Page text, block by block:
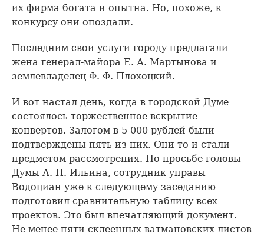
их фирма богата и опытна. Но, похоже, к
конкурсу они опоздали.
Последним свои услуги городу предлагали
жена генерал-майора Е. А. Мартынова и
землевладелец Ф. Ф. Плохоцкий.
И вот настал день, когда в городской Думе
состоялось торжественное вскрытие
конвертов. Залогом в 5 000 рублей были
подтверждены пять из них. Они-то и стали
предметом рассмотрения. По просьбе головы
Думы А. Н. Ильина, сотрудник управы
Водоциан уже к следующему заседанию
подготовил сравнительную таблицу всех
проектов. Это был впечатляющий документ.
Не менее пяти склеенных ватмановских листов